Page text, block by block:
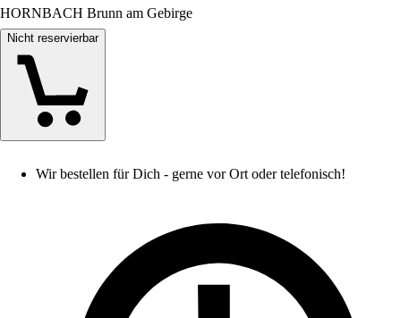
HORNBACH Brunn am Gebirge
Nicht reservierbar
Wir bestellen für Dich - gerne vor Ort oder telefonisch!